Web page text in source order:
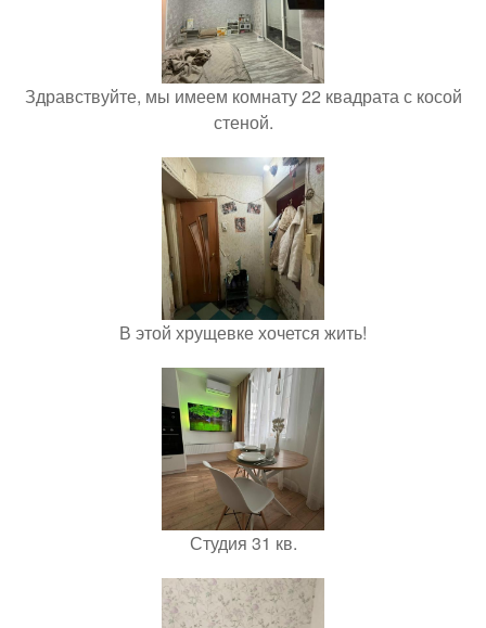
Здравствуйте, мы имеем комнату 22 квадрата с косой
стеной.
В этой хрущевке хочется жить!
Студия 31 кв.